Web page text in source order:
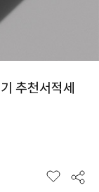
추천서적세